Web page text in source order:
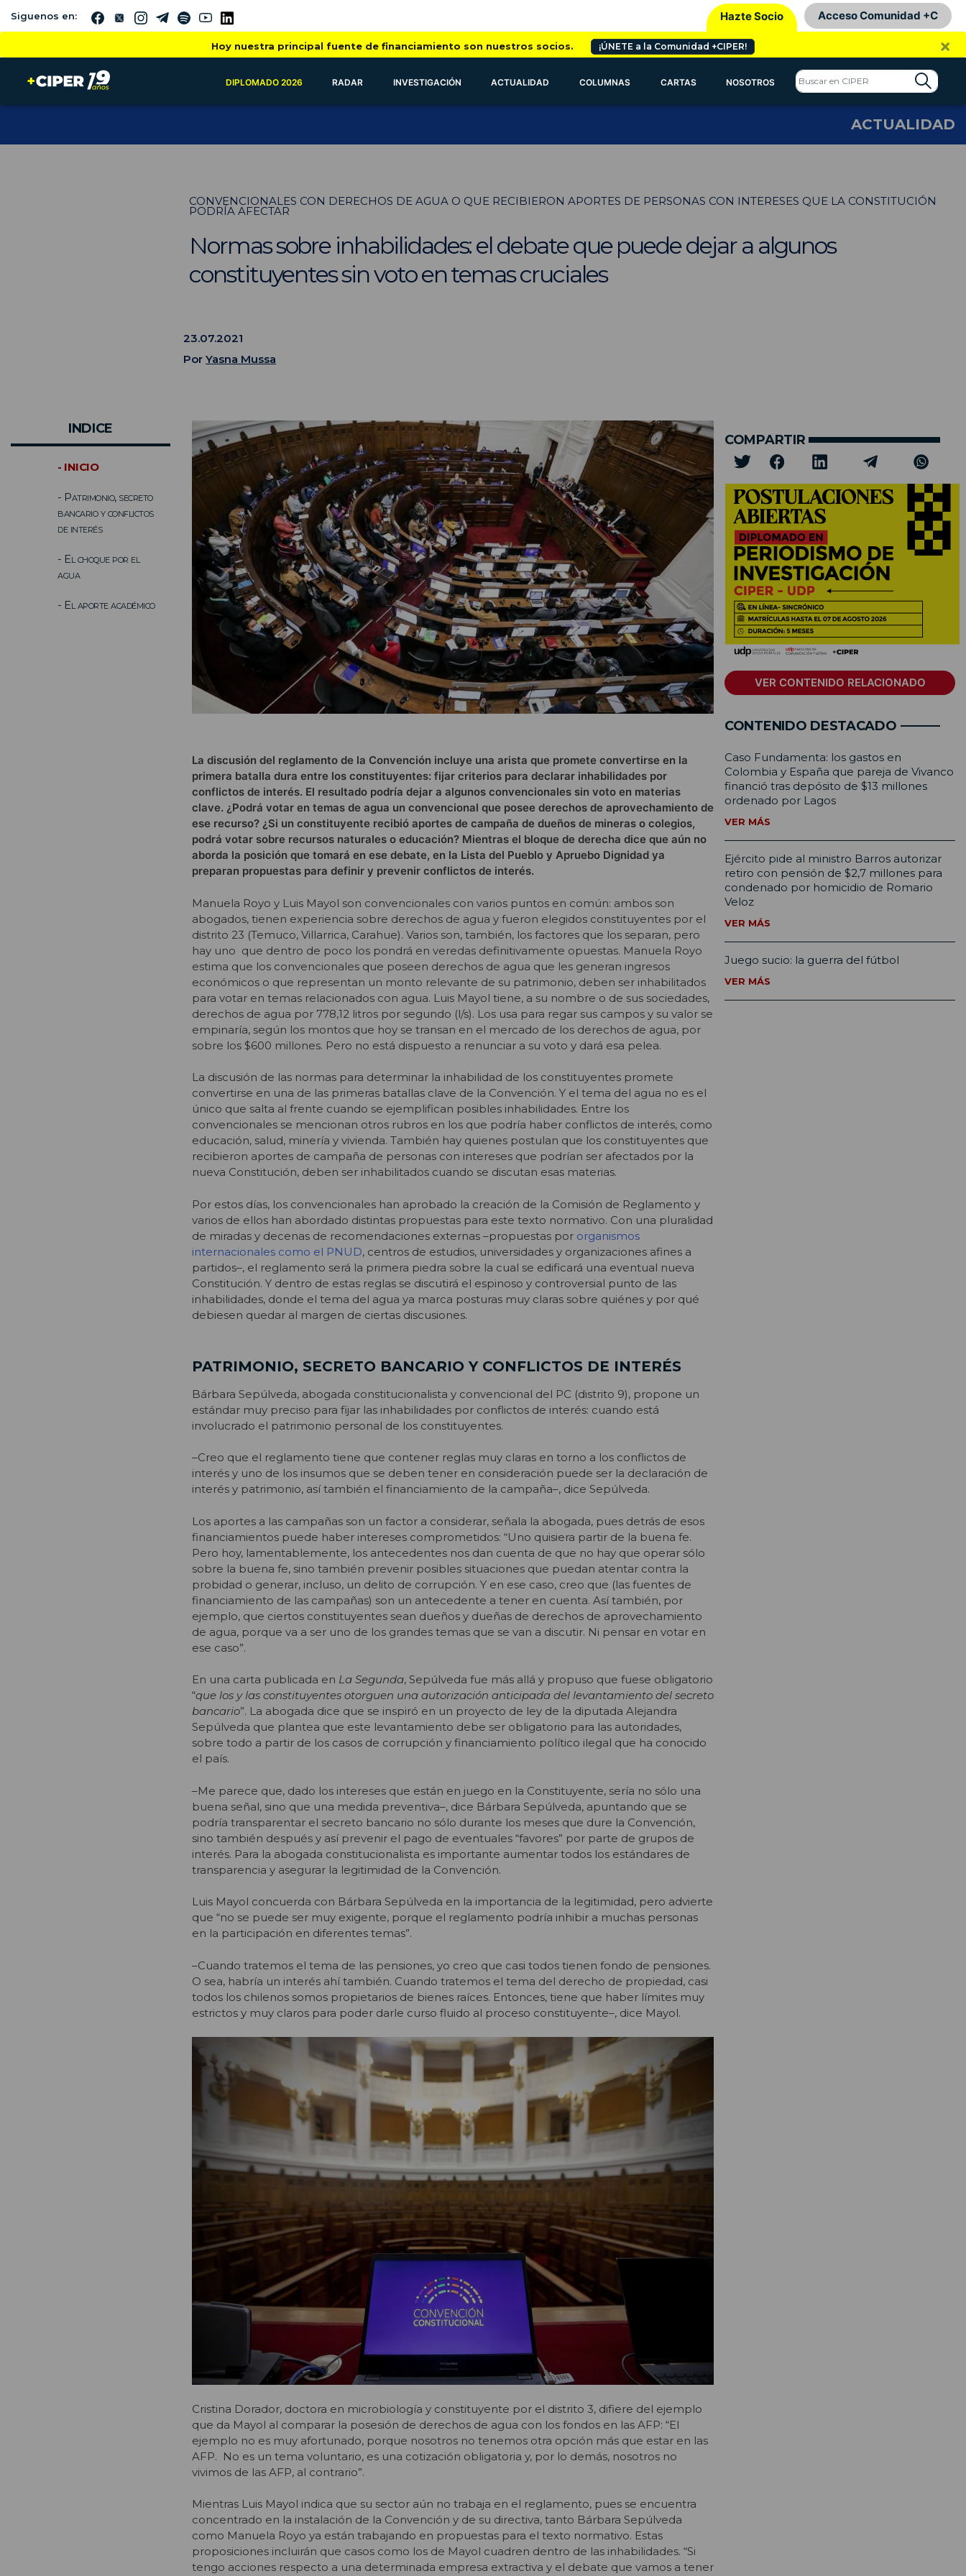
Siguenos en: Hazte Socio Acceso Comunidad +C
Hoy nuestra principal fuente de financiamiento son nuestros socios. ¡ÚNETE a la Comunidad +CIPER! ×
DIPLOMADO 2026 RADAR INVESTIGACIÓN ACTUALIDAD COLUMNAS CARTAS NOSOTROS
ACTUALIDAD
CONVENCIONALES CON DERECHOS DE AGUA O QUE RECIBIERON APORTES DE PERSONAS CON INTERESES QUE LA CONSTITUCIÓN
PODRÍA AFECTAR
Normas sobre inhabilidades: el debate que puede dejar a algunos
constituyentes sin voto en temas cruciales
23.07.2021
Por Yasna Mussa
INDICE
- INICIO
- Patrimonio, secreto
bancario y conflictos
de interés
- El choque por el
agua
- El aporte académico
La discusión del reglamento de la Convención incluye una arista que promete convertirse en la
primera batalla dura entre los constituyentes: fijar criterios para declarar inhabilidades por
conflictos de interés. El resultado podría dejar a algunos convencionales sin voto en materias
clave. ¿Podrá votar en temas de agua un convencional que posee derechos de aprovechamiento de
ese recurso? ¿Si un constituyente recibió aportes de campaña de dueños de mineras o colegios,
podrá votar sobre recursos naturales o educación? Mientras el bloque de derecha dice que aún no
aborda la posición que tomará en ese debate, en la Lista del Pueblo y Apruebo Dignidad ya
preparan propuestas para definir y prevenir conflictos de interés.
Manuela Royo y Luis Mayol son convencionales con varios puntos en común: ambos son
abogados, tienen experiencia sobre derechos de agua y fueron elegidos constituyentes por el
distrito 23 (Temuco, Villarrica, Carahue). Varios son, también, los factores que los separan, pero
hay uno que dentro de poco los pondrá en veredas definitivamente opuestas. Manuela Royo
estima que los convencionales que poseen derechos de agua que les generan ingresos
económicos o que representan un monto relevante de su patrimonio, deben ser inhabilitados
para votar en temas relacionados con agua. Luis Mayol tiene, a su nombre o de sus sociedades,
derechos de agua por 778,12 litros por segundo (l/s). Los usa para regar sus campos y su valor se
empinaría, según los montos que hoy se transan en el mercado de los derechos de agua, por
sobre los $600 millones. Pero no está dispuesto a renunciar a su voto y dará esa pelea.
La discusión de las normas para determinar la inhabilidad de los constituyentes promete
convertirse en una de las primeras batallas clave de la Convención. Y el tema del agua no es el
único que salta al frente cuando se ejemplifican posibles inhabilidades. Entre los
convencionales se mencionan otros rubros en los que podría haber conflictos de interés, como
educación, salud, minería y vivienda. También hay quienes postulan que los constituyentes que
recibieron aportes de campaña de personas con intereses que podrían ser afectados por la
nueva Constitución, deben ser inhabilitados cuando se discutan esas materias.
Por estos días, los convencionales han aprobado la creación de la Comisión de Reglamento y
varios de ellos han abordado distintas propuestas para este texto normativo. Con una pluralidad
de miradas y decenas de recomendaciones externas –propuestas por organismos
internacionales como el PNUD, centros de estudios, universidades y organizaciones afines a
partidos–, el reglamento será la primera piedra sobre la cual se edificará una eventual nueva
Constitución. Y dentro de estas reglas se discutirá el espinoso y controversial punto de las
inhabilidades, donde el tema del agua ya marca posturas muy claras sobre quiénes y por qué
debiesen quedar al margen de ciertas discusiones.
PATRIMONIO, SECRETO BANCARIO Y CONFLICTOS DE INTERÉS
Bárbara Sepúlveda, abogada constitucionalista y convencional del PC (distrito 9), propone un
estándar muy preciso para fijar las inhabilidades por conflictos de interés: cuando está
involucrado el patrimonio personal de los constituyentes.
–Creo que el reglamento tiene que contener reglas muy claras en torno a los conflictos de
interés y uno de los insumos que se deben tener en consideración puede ser la declaración de
interés y patrimonio, así también el financiamiento de la campaña–, dice Sepúlveda.
Los aportes a las campañas son un factor a considerar, señala la abogada, pues detrás de esos
financiamientos puede haber intereses comprometidos: “Uno quisiera partir de la buena fe.
Pero hoy, lamentablemente, los antecedentes nos dan cuenta de que no hay que operar sólo
sobre la buena fe, sino también prevenir posibles situaciones que puedan atentar contra la
probidad o generar, incluso, un delito de corrupción. Y en ese caso, creo que (las fuentes de
financiamiento de las campañas) son un antecedente a tener en cuenta. Así también, por
ejemplo, que ciertos constituyentes sean dueños y dueñas de derechos de aprovechamiento
de agua, porque va a ser uno de los grandes temas que se van a discutir. Ni pensar en votar en
ese caso”.
En una carta publicada en La Segunda, Sepúlveda fue más allá y propuso que fuese obligatorio
“que los y las constituyentes otorguen una autorización anticipada del levantamiento del secreto
bancario”. La abogada dice que se inspiró en un proyecto de ley de la diputada Alejandra
Sepúlveda que plantea que este levantamiento debe ser obligatorio para las autoridades,
sobre todo a partir de los casos de corrupción y financiamiento político ilegal que ha conocido
el país.
–Me parece que, dado los intereses que están en juego en la Constituyente, sería no sólo una
buena señal, sino que una medida preventiva–, dice Bárbara Sepúlveda, apuntando que se
podría transparentar el secreto bancario no sólo durante los meses que dure la Convención,
sino también después y así prevenir el pago de eventuales “favores” por parte de grupos de
interés. Para la abogada constitucionalista es importante aumentar todos los estándares de
transparencia y asegurar la legitimidad de la Convención.
Luis Mayol concuerda con Bárbara Sepúlveda en la importancia de la legitimidad, pero advierte
que “no se puede ser muy exigente, porque el reglamento podría inhibir a muchas personas
en la participación en diferentes temas”.
–Cuando tratemos el tema de las pensiones, yo creo que casi todos tienen fondo de pensiones.
O sea, habría un interés ahí también. Cuando tratemos el tema del derecho de propiedad, casi
todos los chilenos somos propietarios de bienes raíces. Entonces, tiene que haber límites muy
estrictos y muy claros para poder darle curso fluido al proceso constituyente–, dice Mayol.
Cristina Dorador, doctora en microbiología y constituyente por el distrito 3, difiere del ejemplo
que da Mayol al comparar la posesión de derechos de agua con los fondos en las AFP: “El
ejemplo no es muy afortunado, porque nosotros no tenemos otra opción más que estar en las
AFP. No es un tema voluntario, es una cotización obligatoria y, por lo demás, nosotros no
vivimos de las AFP, al contrario”.
Mientras Luis Mayol indica que su sector aún no trabaja en el reglamento, pues se encuentra
concentrado en la instalación de la Convención y de su directiva, tanto Bárbara Sepúlveda
como Manuela Royo ya están trabajando en propuestas para el texto normativo. Estas
proposiciones incluirán que casos como los de Mayol cuadren dentro de las inhabilidades. “Si
tengo acciones respecto a una determinada empresa extractiva y el debate que vamos a tener
COMPARTIR
VER CONTENIDO RELACIONADO
CONTENIDO DESTACADO
Caso Fundamenta: los gastos en
Colombia y España que pareja de Vivanco
financió tras depósito de $13 millones
ordenado por Lagos
VER MÁS
Ejército pide al ministro Barros autorizar
retiro con pensión de $2,7 millones para
condenado por homicidio de Romario
Veloz
VER MÁS
Juego sucio: la guerra del fútbol
VER MÁS